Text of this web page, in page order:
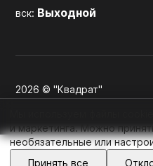
вск: Выходной
2026 © "Квадрат"
и маркетинга. Можно
необязательные или
Принять все